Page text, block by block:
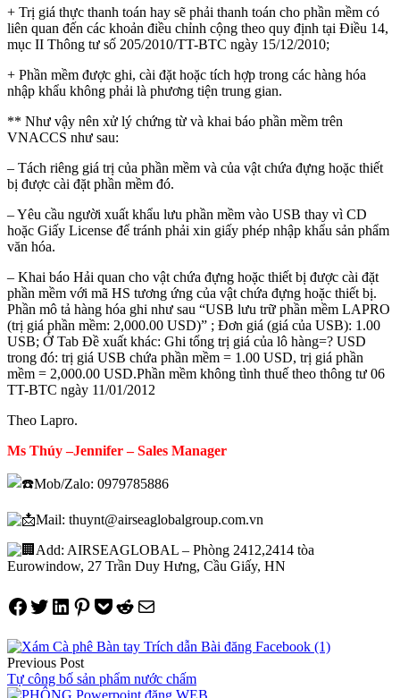
+ Trị giá thực thanh toán hay sẽ phải thanh toán cho phần mềm có
liên quan đến các khoản điều chỉnh cộng theo quy định tại Điều 14,
mục II Thông tư số 205/2010/TT-BTC ngày 15/12/2010;
+ Phần mềm được ghi, cài đặt hoặc tích hợp trong các hàng hóa
nhập khẩu không phải là phương tiện trung gian.
** Như vậy nên xử lý chứng từ và khai báo phần mềm trên
VNACCS như sau:
– Tách riêng giá trị của phần mềm và của vật chứa đựng hoặc thiết
bị được cài đặt phần mềm đó.
– Yêu cầu người xuất khẩu lưu phần mềm vào USB thay vì CD
hoặc Giấy License để tránh phải xin giấy phép nhập khẩu sản phẩm
văn hóa.
– Khai báo Hải quan cho vật chứa đựng hoặc thiết bị được cài đặt
phần mềm với mã HS tương ứng của vật chứa đựng hoặc thiết bị.
Phần mô tả hàng hóa ghi như sau “USB lưu trữ phần mềm LAPRO
(trị giá phần mềm: 2,000.00 USD)” ; Đơn giá (giá của USB): 1.00
USB; Ở Tab Đề xuất khác: Ghi tổng trị giá của lô hàng=? USD
trong đó: trị giá USB chứa phần mềm = 1.00 USD, trị giá phần
mềm = 2,000.00 USD.Phần mềm không tình thuế theo thông tư 06
TT-BTC ngày 11/01/2012
Theo Lapro.
Ms Thúy –Jennifer – Sales Manager
Mob/Zalo: 0979785886
Mail: thuynt@airseaglobalgroup.com.vn
Add: AIRSEAGLOBAL – Phòng 2412,2414 tòa
Eurowindow, 27 Trần Duy Hưng, Cầu Giấy, HN
Share on Facebook
Tweet on Twitter
Share on LinkedIn
Pin on Pinterest
Save to pocket
Share on Reddit
Share via Email
Điều
hướng
Previous Post
Tự công bố sản phẩm nước chấm